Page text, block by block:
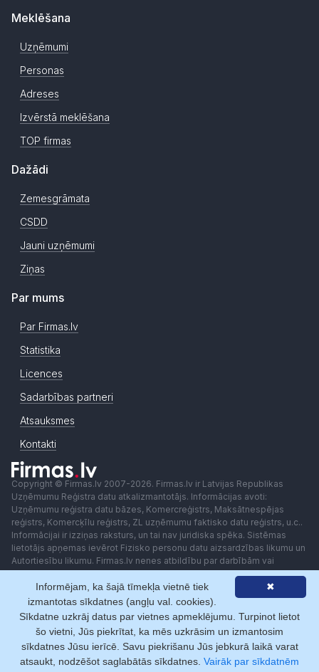
Meklēšana
Uzņēmumi
Personas
Adreses
Izvērstā meklēšana
TOP firmas
Dažādi
Zemesgrāmata
CSDD
Jauni uzņēmumi
Ziņas
Par mums
Par Firmas.lv
Statistika
Licences
Sadarbības partneri
Atsauksmes
Kontakti
Copyright © Firmas.lv 2007-2026. Firmas.lv ir Latvijas Republikas
Uzņēmumu Reģistra datu atkalizmantotājs. Informācijas avoti:
Uzņēmumu reģistra datu bāzes, Komercreģistrs, Maksātnespējas
reģistrs, Komercķīlu reģistrs, ZL uzņēmumu faktisko datu reģistrs, u.c..
Informācijai ir izziņas raksturs, un tai nav juridiska spēka. Sistēmas
lietotājs apņemas ievērot Fizisko personu datu aizsardzības likumu un
Autortiesību likumu. Firmas.lv nenes atbildību par darbībām vai
lēmumiem, kas balstīti uz saņemto pakalpojumu. Lietotājam aizliegts
izmantot jebkādas automatizētas sistēmas vai iekārtas (robotus)
piekļuvei sistēmai bez rakstiskas saskaņošanas ar Firmas.lv. Galvenā
redaktore: Ingūna Pempere.
Lietošanas noteikumi
Privātuma politika Norēķini ar
✖
Informējam, ka šajā tīmekļa vietnē tiek
izmantotas sīkdatnes (angļu val. cookies).
Sīkdatne uzkrāj datus par vietnes apmeklējumu. Turpinot lietot
šo vietni, Jūs piekrītat, ka mēs uzkrāsim un izmantosim
sīkdatnes Jūsu ierīcē. Savu piekrišanu Jūs jebkurā laikā varat
atsaukt, nodzēšot saglabātās sīkdatnes. Vairāk par sīkdatnēm